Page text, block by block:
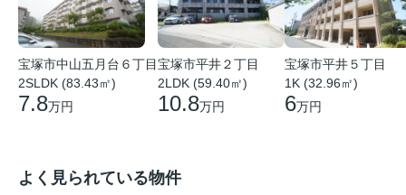
宝塚市中山五月台６丁目
2SLDK (83.43㎡)
7.8万円
宝塚市平井２丁目
2LDK (59.40㎡)
10.8万円
宝塚市平井５丁目
1K (32.96㎡)
6万円
よく見られている物件